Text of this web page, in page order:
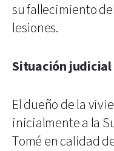
su fallecimiento
lesiones.
Situación
El dueño de la
inicialmente a la
Tomé en calidad